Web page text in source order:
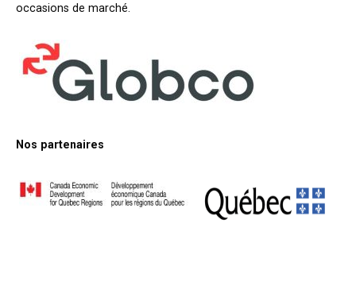
occasions de marché.
Nos partenaires